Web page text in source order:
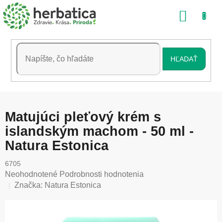
Prejsť
na
obsah
HĽADAŤ
Matujúci pleťový krém s
islandským machom - 50 ml -
Natura Estonica
6705
Priemerné
hodnotenie
Neohodnotené Podrobnosti hodnotenia
Značka: Natura Estonica